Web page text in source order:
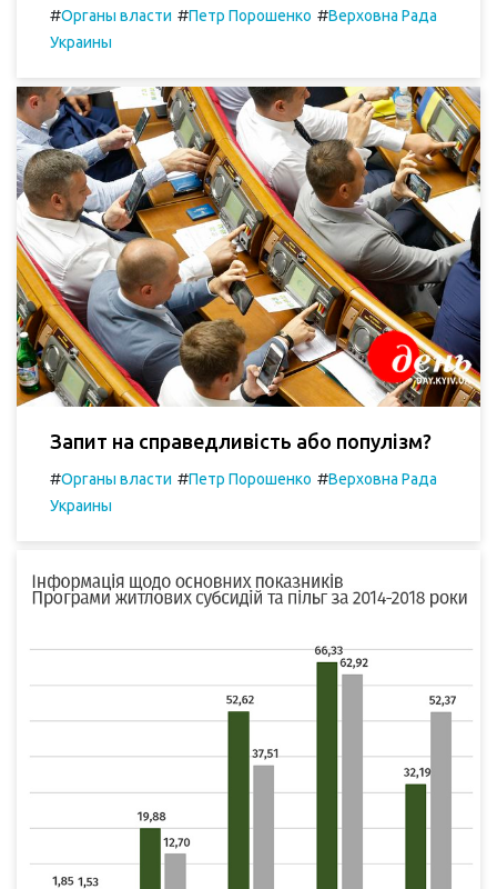
#Органы власти #Петр Порошенко #Верховна Рада
Украины
Запит на справедливість або популізм?
#Органы власти #Петр Порошенко #Верховна Рада
Украины